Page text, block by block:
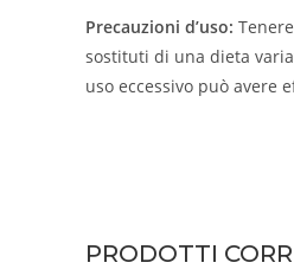
Precauzioni d’uso:
sostituti di una dieta
uso eccessivo può avere
PRODOTTI